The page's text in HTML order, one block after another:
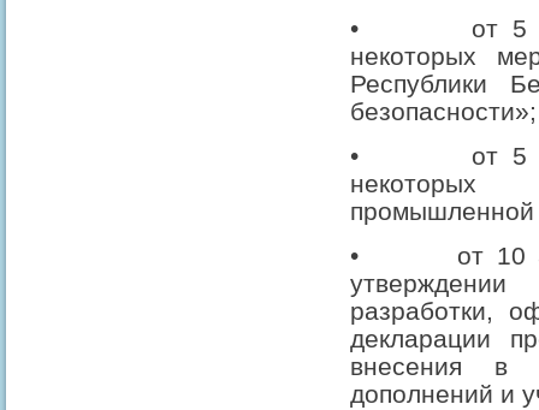
•
от 5
некоторых
Республики
безопасности»;
•
от 5
некоторых
промышленной
•
от 10
разработки,
декларации
внесения в
дополнений и